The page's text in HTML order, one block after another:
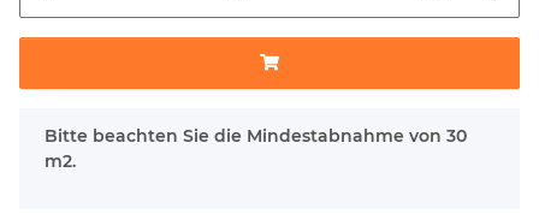
x
Bitte beachten Sie die Mindestabnahme von 30
m2.